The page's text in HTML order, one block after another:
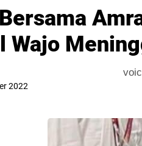
Wajo
2022